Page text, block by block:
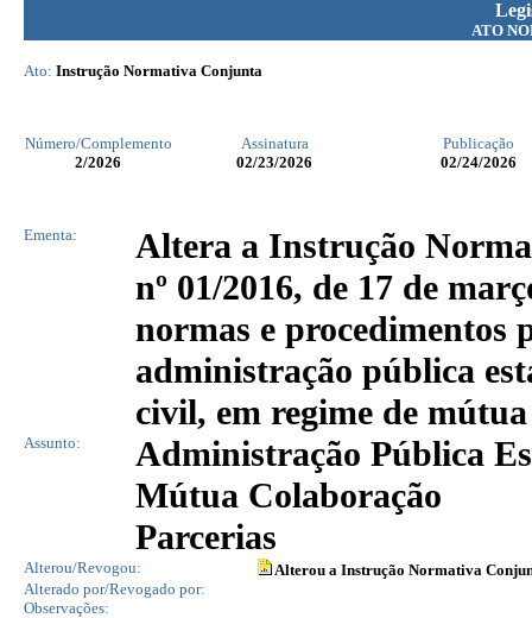
ATO
Ato: Instrução Normativa Conjunta
Número/Complemento Assinatura
Publicação
2/2026 02/23/2026 02/24/2026
Ementa:
Altera a Instrução
nº 01/2016, de 17 de
normas e procedimentos
administração pública
civil, em regime de
Assunto:
Administração Pública
Mútua Colaboração
Parcerias
Alterou/Revogou:
Alterou a Instrução Normativa
Alterado por/Revogado por:
Observações: